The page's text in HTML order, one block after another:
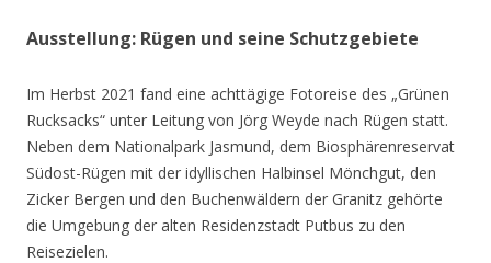
Ausstellung: Rügen und seine Schutzgebiete
Im Herbst 2021 fand eine achttägige Fotoreise des „Grünen
Rucksacks“ unter Leitung von Jörg Weyde nach Rügen statt.
Neben dem Nationalpark Jasmund, dem Biosphärenreservat
Südost-Rügen mit der idyllischen Halbinsel Mönchgut, den
Zicker Bergen und den Buchenwäldern der Granitz gehörte
die Umgebung der alten Residenzstadt Putbus zu den
Reisezielen.